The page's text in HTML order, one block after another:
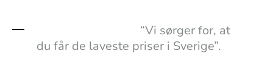
“Vi sørger for, at
du får de laveste priser i Sverige”.